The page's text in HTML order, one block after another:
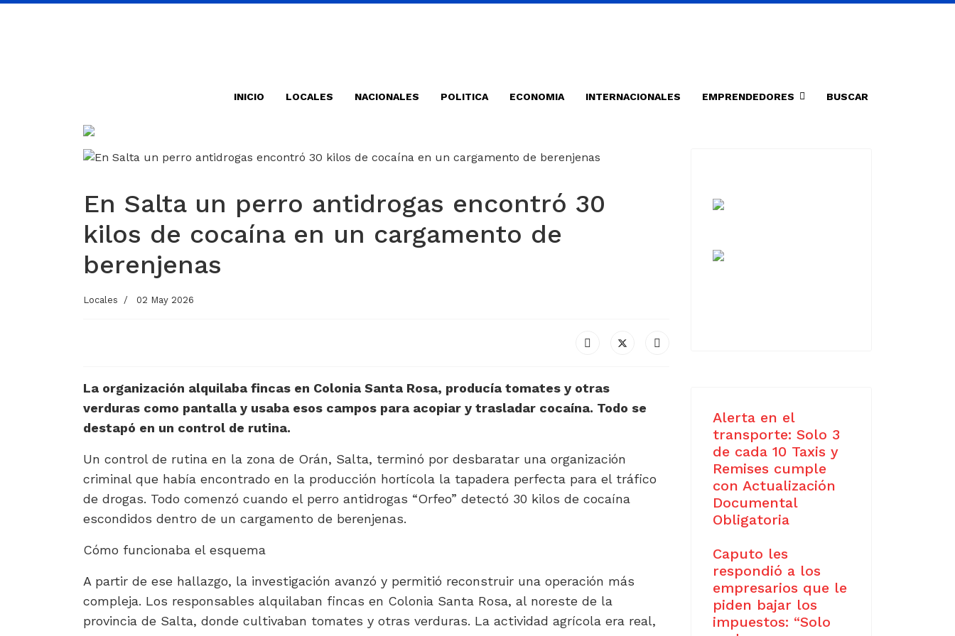
INICIO LOCALES NACIONALES POLITICA ECONOMIA INTERNACIONALES EMPRENDEDORES BUSCAR
En Salta un perro antidrogas encontró 30
kilos de cocaína en un cargamento de
berenjenas
Locales 02 May 2026
La organización alquilaba fincas en Colonia Santa Rosa, producía tomates y otras
verduras como pantalla y usaba esos campos para acopiar y trasladar cocaína. Todo se
destapó en un control de rutina.
Un control de rutina en la zona de Orán, Salta, terminó por desbaratar una organización
criminal que había encontrado en la producción hortícola la tapadera perfecta para el tráfico
de drogas. Todo comenzó cuando el perro antidrogas “Orfeo” detectó 30 kilos de cocaína
escondidos dentro de un cargamento de berenjenas.
Cómo funcionaba el esquema
A partir de ese hallazgo, la investigación avanzó y permitió reconstruir una operación más
compleja. Los responsables alquilaban fincas en Colonia Santa Rosa, al noreste de la
provincia de Salta, donde cultivaban tomates y otras verduras. La actividad agrícola era real,
Alerta en el
transporte: Solo 3
de cada 10 Taxis y
Remises cumple
con Actualización
Documental
Obligatoria
Caputo les
respondió a los
empresarios que le
piden bajar los
impuestos: “Solo